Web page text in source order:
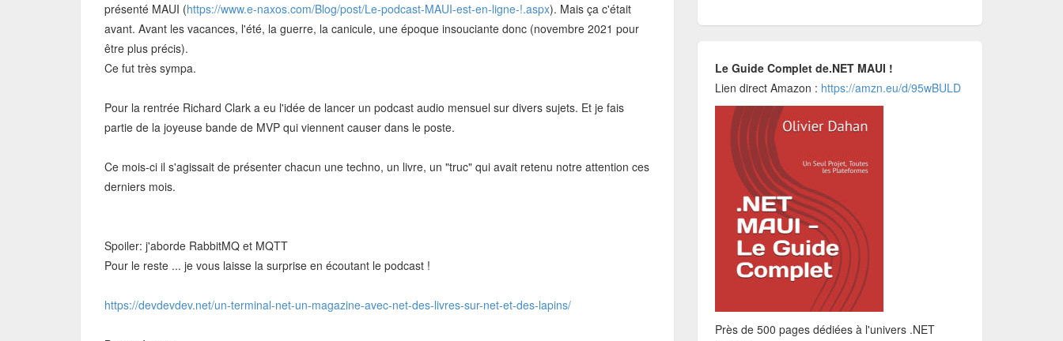
présenté MAUI (https://www.e-naxos.com/Blog/post/Le-podcast-MAUI-est-en-ligne-!.aspx). Mais ça c'était
avant. Avant les vacances, l'été, la guerre, la canicule, une époque insouciante donc (novembre 2021 pour
être plus précis).
Ce fut très sympa.
Pour la rentrée Richard Clark a eu l'idée de lancer un podcast audio mensuel sur divers sujets. Et je fais
partie de la joyeuse bande de MVP qui viennent causer dans le poste.
Ce mois-ci il s'agissait de présenter chacun une techno, un livre, un "truc" qui avait retenu notre attention ces
derniers mois.
Spoiler: j'aborde RabbitMQ et MQTT
Pour le reste ... je vous laisse la surprise en écoutant le podcast !
https://devdevdev.net/un-terminal-net-un-magazine-avec-net-des-livres-sur-net-et-des-lapins/
Le Guide Complet de.NET MAUI !
Lien direct Amazon : https://amzn.eu/d/95wBULD
Près de 500 pages dédiées à l'univers .NET